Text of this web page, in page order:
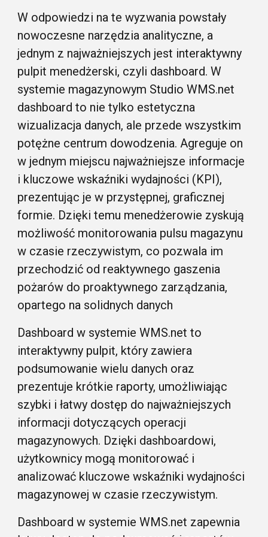
W odpowiedzi na te wyzwania powstały
nowoczesne narzędzia analityczne, a
jednym z najważniejszych jest interaktywny
pulpit menedżerski, czyli dashboard. W
systemie magazynowym Studio WMS.net
dashboard to nie tylko estetyczna
wizualizacja danych, ale przede wszystkim
potężne centrum dowodzenia. Agreguje on
w jednym miejscu najważniejsze informacje
i kluczowe wskaźniki wydajności (KPI),
prezentując je w przystępnej, graficznej
formie. Dzięki temu menedżerowie zyskują
możliwość monitorowania pulsu magazynu
w czasie rzeczywistym, co pozwala im
przechodzić od reaktywnego gaszenia
pożarów do proaktywnego zarządzania,
opartego na solidnych danych
Dashboard w systemie WMS.net to
interaktywny pulpit, który zawiera
podsumowanie wielu danych oraz
prezentuje krótkie raporty, umożliwiając
szybki i łatwy dostęp do najważniejszych
informacji dotyczących operacji
magazynowych. Dzięki dashboardowi,
użytkownicy mogą monitorować i
analizować kluczowe wskaźniki wydajności
magazynowej w czasie rzeczywistym.
Dashboard w systemie WMS.net zapewnia